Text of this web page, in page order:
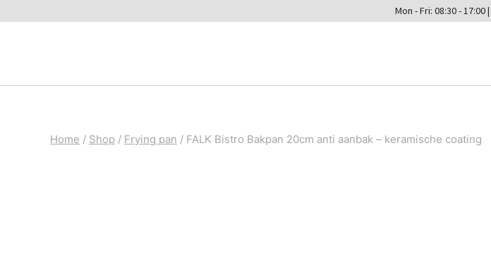
Mon - Fri: 08:30 - 17:00 |
Home / Shop / Frying pan / FALK Bistro Bakpan 20cm anti aanbak – keramische coating